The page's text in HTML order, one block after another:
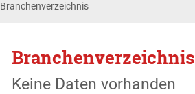
Branchenverzeichnis
Branchenverzeichnis
Keine Daten vorhanden